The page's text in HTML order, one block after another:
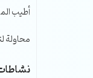
أطيب
محاولة